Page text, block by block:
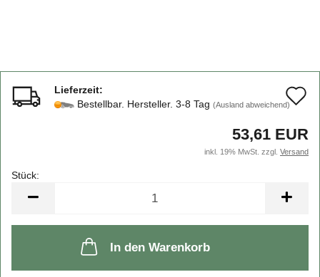
Lieferzeit:
Bestellbar. Hersteller. 3-8 Tag (Ausland abweichend)
53,61 EUR
inkl. 19% MwSt. zzgl. Versand
Stück:
In den Warenkorb